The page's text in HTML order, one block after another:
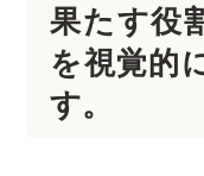
果たす役
を視覚的
す。